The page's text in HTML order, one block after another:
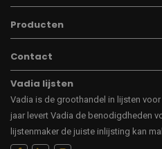
Producten
Contact
Vadia lijsten
Vadia is de groothandel in lijsten
jaar levert Vadia de benodigdheden
lijstenmaker de juiste inlijsting kan